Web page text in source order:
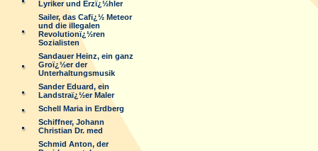
Lyriker und Erzï¿½hler
Sailer, das Cafï¿½ Meteor
und die illegalen
Revolutionï¿½ren
Sozialisten
Sandauer Heinz, ein ganz
Groï¿½er der
Unterhaltungsmusik
Sander Eduard, ein
Landstraï¿½er Maler
Schell Maria in Erdberg
Schiffner, Johann
Christian Dr. med
Schmid Anton, der